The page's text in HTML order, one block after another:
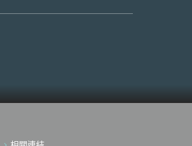
提出的網路電視、電影等
費率，但因網路電視、網路
、攝影、圖片，如果每一著